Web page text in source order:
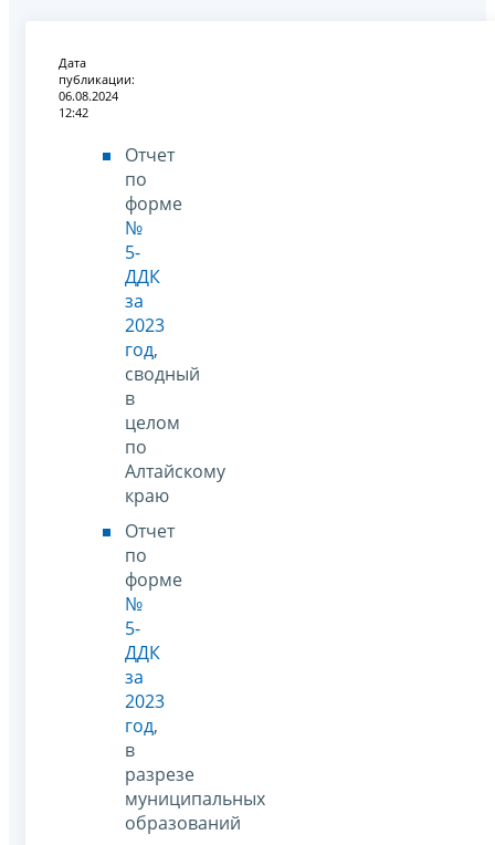
Дата
публикации:
06.08.2024
12:42
Отчет
по
форме
№
5-
ДДК
за
2023
год,
сводный
в
целом
по
Алтайскому
краю
Отчет
по
форме
№
5-
ДДК
за
2023
год,
в
разрезе
муниципальных
образований